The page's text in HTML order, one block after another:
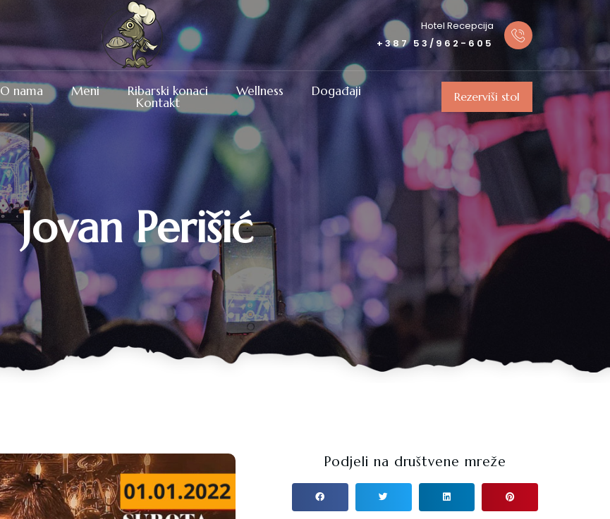
Hotel Recepcija
+387 53/962-605
O nama Meni Ribarski konaci Wellness Događaji
Kontakt Rezerviši stol
Jovan Perišić
Podjeli na društvene mreže